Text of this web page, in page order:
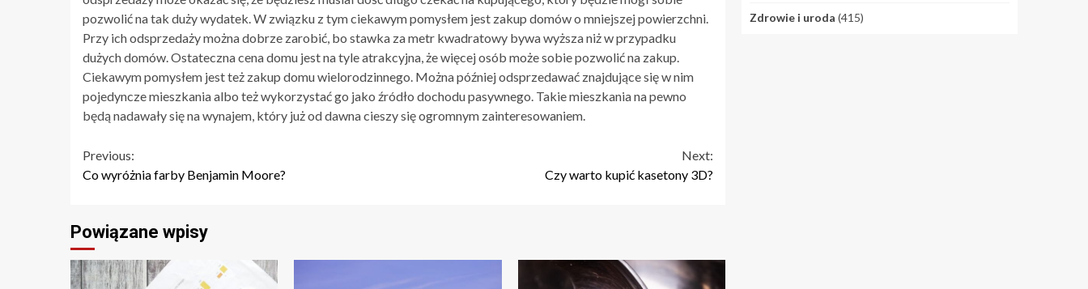
pozwolić na tak duży wydatek. W związku z tym ciekawym pomysłem jest zakup domów o mniejszej powierzchni.
Przy ich odsprzedaży można dobrze zarobić, bo stawka za metr kwadratowy bywa wyższa niż w przypadku
dużych domów. Ostateczna cena domu jest na tyle atrakcyjna, że więcej osób może sobie pozwolić na zakup.
Ciekawym pomysłem jest też zakup domu wielorodzinnego. Można później odsprzedawać znajdujące się w nim
pojedyncze mieszkania albo też wykorzystać go jako źródło dochodu pasywnego. Takie mieszkania na pewno
będą nadawały się na wynajem, który już od dawna cieszy się ogromnym zainteresowaniem.
Continue
Previous:
Co wyróżnia farby Benjamin Moore?
Next:
Czy warto kupić kasetony 3D?
Powiązane wpisy
Zdrowie i uroda (415)